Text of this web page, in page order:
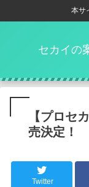
本サ
セカイの
【プロセ
売決定！
Twitter